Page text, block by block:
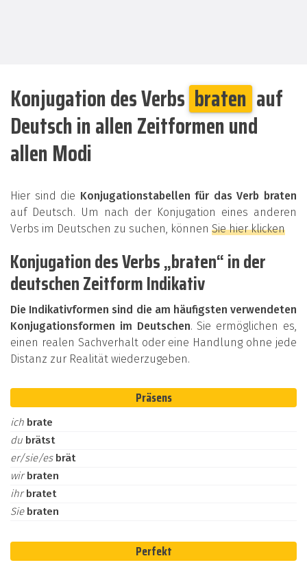
Konjugation des Verbs braten auf
Deutsch in allen Zeitformen und
allen Modi
Hier sind die Konjugationstabellen für das Verb braten
auf Deutsch. Um nach der Konjugation eines anderen
Verbs im Deutschen zu suchen, können Sie hier klicken
Konjugation des Verbs „braten“ in der
deutschen Zeitform Indikativ
Die Indikativformen sind die am häufigsten verwendeten
Konjugationsformen im Deutschen. Sie ermöglichen es,
einen realen Sachverhalt oder eine Handlung ohne jede
Distanz zur Realität wiederzugeben.
Präsens
ich brate
du brätst
er/sie/es brät
wirbraten
ihrbratet
Sie braten
Perfekt